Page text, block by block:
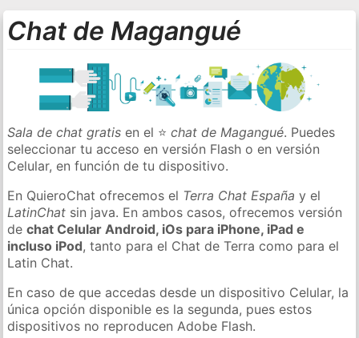
Chat de Magangué
Sala de chat gratis en el ⭐chat de Magangué. Puedes
seleccionar tu acceso en versión Flash o en versión
Celular, en función de tu dispositivo.
En QuieroChat ofrecemos el Terra Chat España y el
LatinChat sin java. En ambos casos, ofrecemos versión
dechat Celular Android, iOs para iPhone, iPad e
incluso iPod, tanto para el Chat de Terra como para el
Latin Chat.
En caso de que accedas desde un dispositivo Celular, la
única opción disponible es la segunda, pues estos
dispositivos no reproducen Adobe Flash.